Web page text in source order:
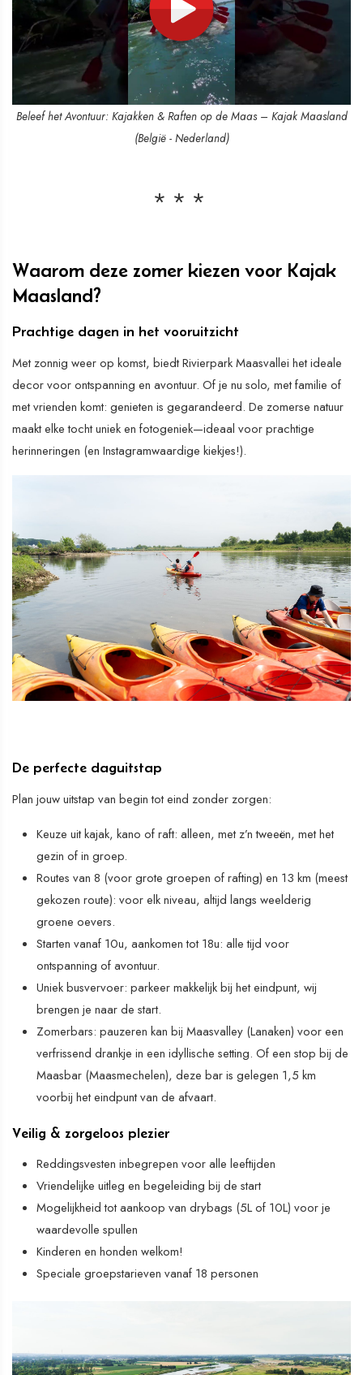
Beleef het Avontuur: Kajakken & Raften op de Maas – Kajak Maasland
(België - Nederland)
Waarom deze zomer kiezen voor Kajak
Maasland?
Prachtige dagen in het vooruitzicht
Met zonnig weer op komst, biedt Rivierpark Maasvallei het ideale
decor voor ontspanning en avontuur. Of je nu solo, met familie of
met vrienden komt: genieten is gegarandeerd. De zomerse natuur
maakt elke tocht uniek en fotogeniek—ideaal voor prachtige
herinneringen (en Instagramwaardige kiekjes!).
De perfecte daguitstap
Plan jouw uitstap van begin tot eind zonder zorgen:
Keuze uit kajak, kano of raft: alleen, met z’n tweeën, met het
gezin of in groep.
Routes van 8 (voor grote groepen of rafting) en 13 km (meest
gekozen route): voor elk niveau, altijd langs weelderig
groene oevers.
Starten vanaf 10u, aankomen tot 18u: alle tijd voor
ontspanning of avontuur.
Uniek busvervoer: parkeer makkelijk bij het eindpunt, wij
brengen je naar de start.
Zomerbars: pauzeren kan bij Maasvalley (Lanaken) voor een
verfrissend drankje in een idyllische setting. Of een stop bij de
Maasbar (Maasmechelen), deze bar is gelegen 1,5 km
voorbij het eindpunt van de afvaart.
Veilig & zorgeloos plezier
Reddingsvesten inbegrepen voor alle leeftijden
Vriendelijke uitleg en begeleiding bij de start
Mogelijkheid tot aankoop van drybags (5L of 10L) voor je
waardevolle spullen
Kinderen en honden welkom!
Speciale groepstarieven vanaf 18 personen